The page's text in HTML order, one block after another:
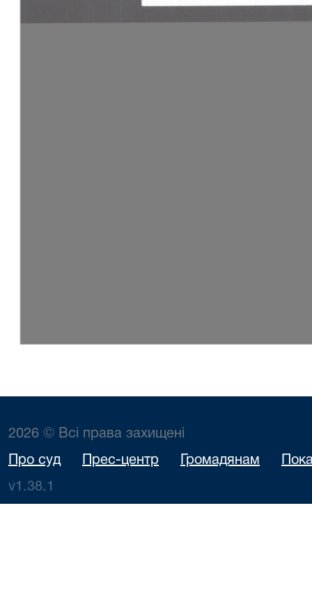
2026 © Всі права захищені
Про суд Прес-центр Громадянам
v1.38.1